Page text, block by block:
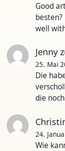
Good
well
Jenny
25. Mai
Die
die
24.
Wie